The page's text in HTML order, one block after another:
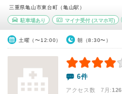
三重県亀山市東台町（亀山駅）
駐車場あり マイナ受付(スマホ可)
土曜（〜12:00） 朝（8:30〜）
6件
アクセス数 7月:126